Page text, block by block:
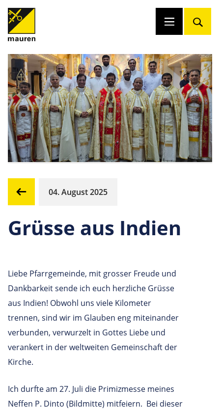
04. August 2025
Grüsse aus Indien
Liebe Pfarrgemeinde, mit grosser Freude und
Dankbarkeit sende ich euch herzliche Grüsse
aus Indien! Obwohl uns viele Kilometer
trennen, sind wir im Glauben eng miteinander
verbunden, verwurzelt in Gottes Liebe und
verankert in der weltweiten Gemeinschaft der
Kirche.
Ich durfte am 27. Juli die Primizmesse meines
Neffen P. Dinto (Bildmitte) mitfeiern. Bei dieser